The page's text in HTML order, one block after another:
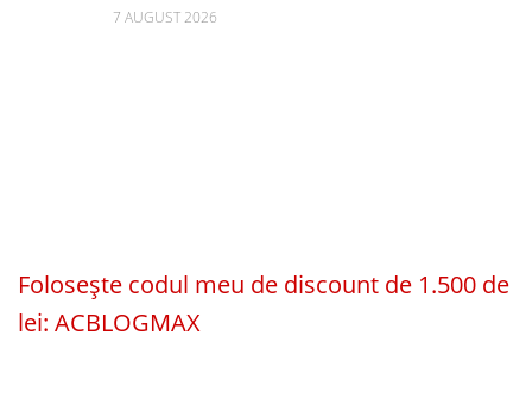
7 AUGUST 2026
Folosește codul meu de discount de 1.500 de
lei: ACBLOGMAX